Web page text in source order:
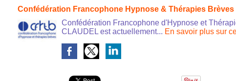
Confédération Francophone Hypnose & Thérapies Brèves
Confédération Francophone d'Hypnose et
CLAUDEL est actuellement... En savoir plus sur